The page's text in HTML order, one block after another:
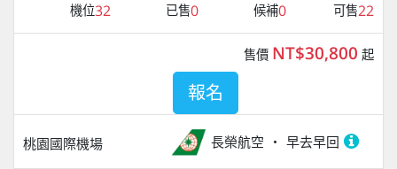
機位32 已售0 候補0 可售22
桃園國際機場 長榮航空 早去早回
售價 NT$30,800 起
報名